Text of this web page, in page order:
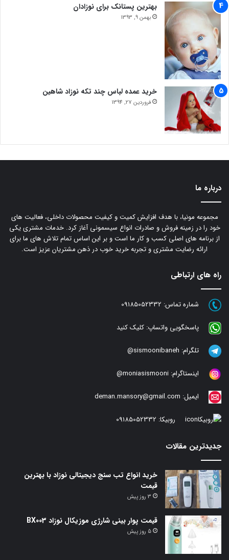
بهترین پستانک برای نوزادان
بهمن 9, 1393
خرید عمده لباس چند تکه نوزاد شاهین
فروردین 27, 1394
درباره ما
مجموعه مونیا، با هدف افزایش کمیت و کیفیت محصولات داخلی، فعالیت های
خود را در زمینه فروش و صادرات انواع سیسمونی آغاز کرد. خدمات مشتری یکی
از برنامه های اصلی کسب و کار ما است و بر این اساس تمام تلاش های ما برای
ارائه رضایت مشتری و تجربه خرید خوب در ذهن مشتریان عزیز است.
راه های ارتباطی
شماره تماس: 09185052332
پاسخگویی واتساپ: کلیک کنید
تلگرام: sismoonibaneh@
اینستاگرام: moniasismooni@
ایمیل: deman.mansory@gmail.com
روبیکا: 09185052332
جدیدترین مقالات
خرید انواع تب سنج دیجیتالی نوزاد با بهترین
قیمت
3 روز پیش
قیمت پوار بینی شارژی موزیکال نوزاد BX003
5 روز پیش